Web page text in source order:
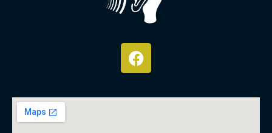
F
a
c
e